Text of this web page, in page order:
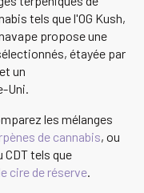
tels que l'OG Kush,
propose une
étayée par
un
Uni.
les mélanges
de cannabis, ou
tels que
cire de réserve.